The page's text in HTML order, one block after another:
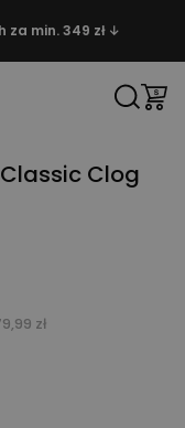
min. 349 zł ↓
Clog
zł